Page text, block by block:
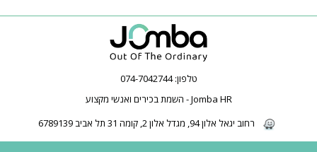
טלפון:074-7042744
Jomba HR - השמת בכירים ואנשי מקצוע
רחוב יגאל אלון 94, מגדל אלון 2, קומה 31 תל אביב 6789139